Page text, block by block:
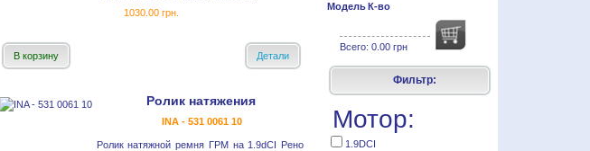
1030.00 грн.
В корзину Детали
Ролик натяжения
INA - 531 0061 10
Ролик натяжной ремня ГРМ на 1.9dCI Рено
МодельК-во
Всего: 0.00 грн
Фильтр:
Мотор:
1.9DCI